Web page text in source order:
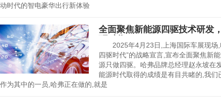
动时代的智电豪华出行新体验
全面聚焦新能源四驱技术研发
2025年4月23日,上海国际车展现场,
四驱时代”的战略宣言,宣布全面聚焦新
源只做四驱。哈弗品牌总经理赵永坡在
能源时代取得的成绩是有目共睹的,我
作为其中的一员,哈弗正在做的,就是